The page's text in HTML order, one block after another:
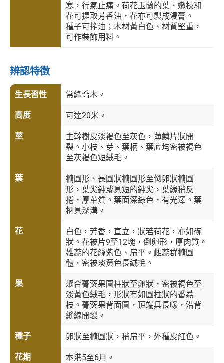
寒，行氣止痛。荷花玉蘭的葉、嫩枝和
花可提取芳香油，花亦可製成浸膏。
種子可搾油；木材黃白色、材質堅重，
可作裝飾用料。
辨認特徵
生長習性 常綠喬木。
高度 可達20米。
莖
主幹樹皮淡褐色至灰色，薄鱗片狀開
裂。小枝、芽、葉柄、葉底均密被褐色
至灰褐色短絨毛。
葉
橢圓形、長圓狀橢圓形至倒卵狀橢圓
形，葉尖鈍或具短的鈍尖，葉緣稍反
捲，厚革質。葉面深綠色，有光澤。葉
柄具深溝。
花
白色，芳香，直立，狀若荷花，亦如碗
狀。花被片9至12塊，倒卵形，厚肉質。
雄蕊的花絲紫色、扁平。雌蕊群橢圓
體，密被淡黃色長絨毛。
果
聚合蓇葖果圓柱狀至卵狀，密被褐色至
淡黃色絨毛，形狀有如圓柱狀的番荔
枝。蓇葖果背面圓，頂端具長喙，沿背
縫線開裂。
種子 卵狀至橢圓狀，稍扁平，外種皮紅色。
花期 本港5至6月。